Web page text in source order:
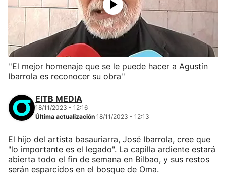
''El mejor homenaje que se le puede hacer a Agustín
Ibarrola es reconocer su obra''
EITB MEDIA
18/11/2023 - 12:16
Última actualización 18/11/2023 - 12:13
El hijo del artista basauriarra, José Ibarrola, cree que
"lo importante es el legado". La capilla ardiente estará
abierta todo el fin de semana en Bilbao, y sus restos
serán esparcidos en el bosque de Oma.